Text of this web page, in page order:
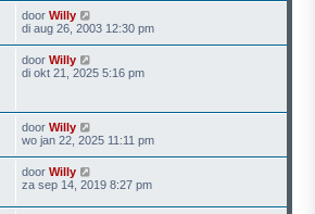
door Willy
di aug 26, 2003 12:30 pm
door Willy
di okt 21, 2025 5:16 pm
door Willy
wo jan 22, 2025 11:11 pm
door Willy
za sep 14, 2019 8:27 pm